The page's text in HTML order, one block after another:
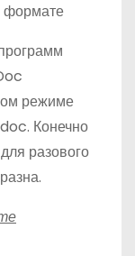
режиме
Конечно
разового